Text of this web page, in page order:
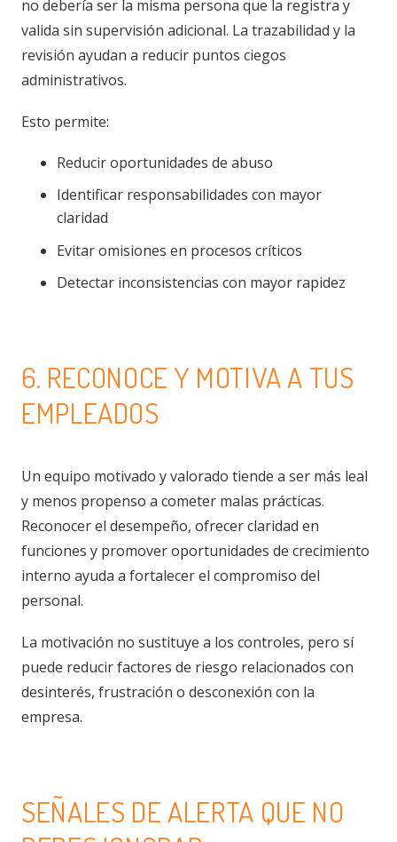
no debería ser la misma persona que la registra y
valida sin supervisión adicional. La trazabilidad y la
revisión ayudan a reducir puntos ciegos
administrativos.
Esto permite:
Reducir oportunidades de abuso
Identificar responsabilidades con mayor
claridad
Evitar omisiones en procesos críticos
Detectar inconsistencias con mayor rapidez
6. RECONOCE Y MOTIVA A TUS
EMPLEADOS
Un equipo motivado y valorado tiende a ser más leal
y menos propenso a cometer malas prácticas.
Reconocer el desempeño, ofrecer claridad en
funciones y promover oportunidades de crecimiento
interno ayuda a fortalecer el compromiso del
personal.
La motivación no sustituye a los controles, pero sí
puede reducir factores de riesgo relacionados con
desinterés, frustración o desconexión con la
empresa.
SEÑALES DE ALERTA QUE NO